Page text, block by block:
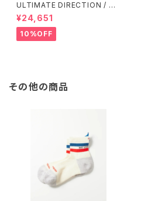
ULTIMATE DIRECTION / ア
ルティメット ディレクション XO
DUS VEST（エクソドス ベスト）
メンズ / ONYX
¥24,651
10%OFF
その他の商品